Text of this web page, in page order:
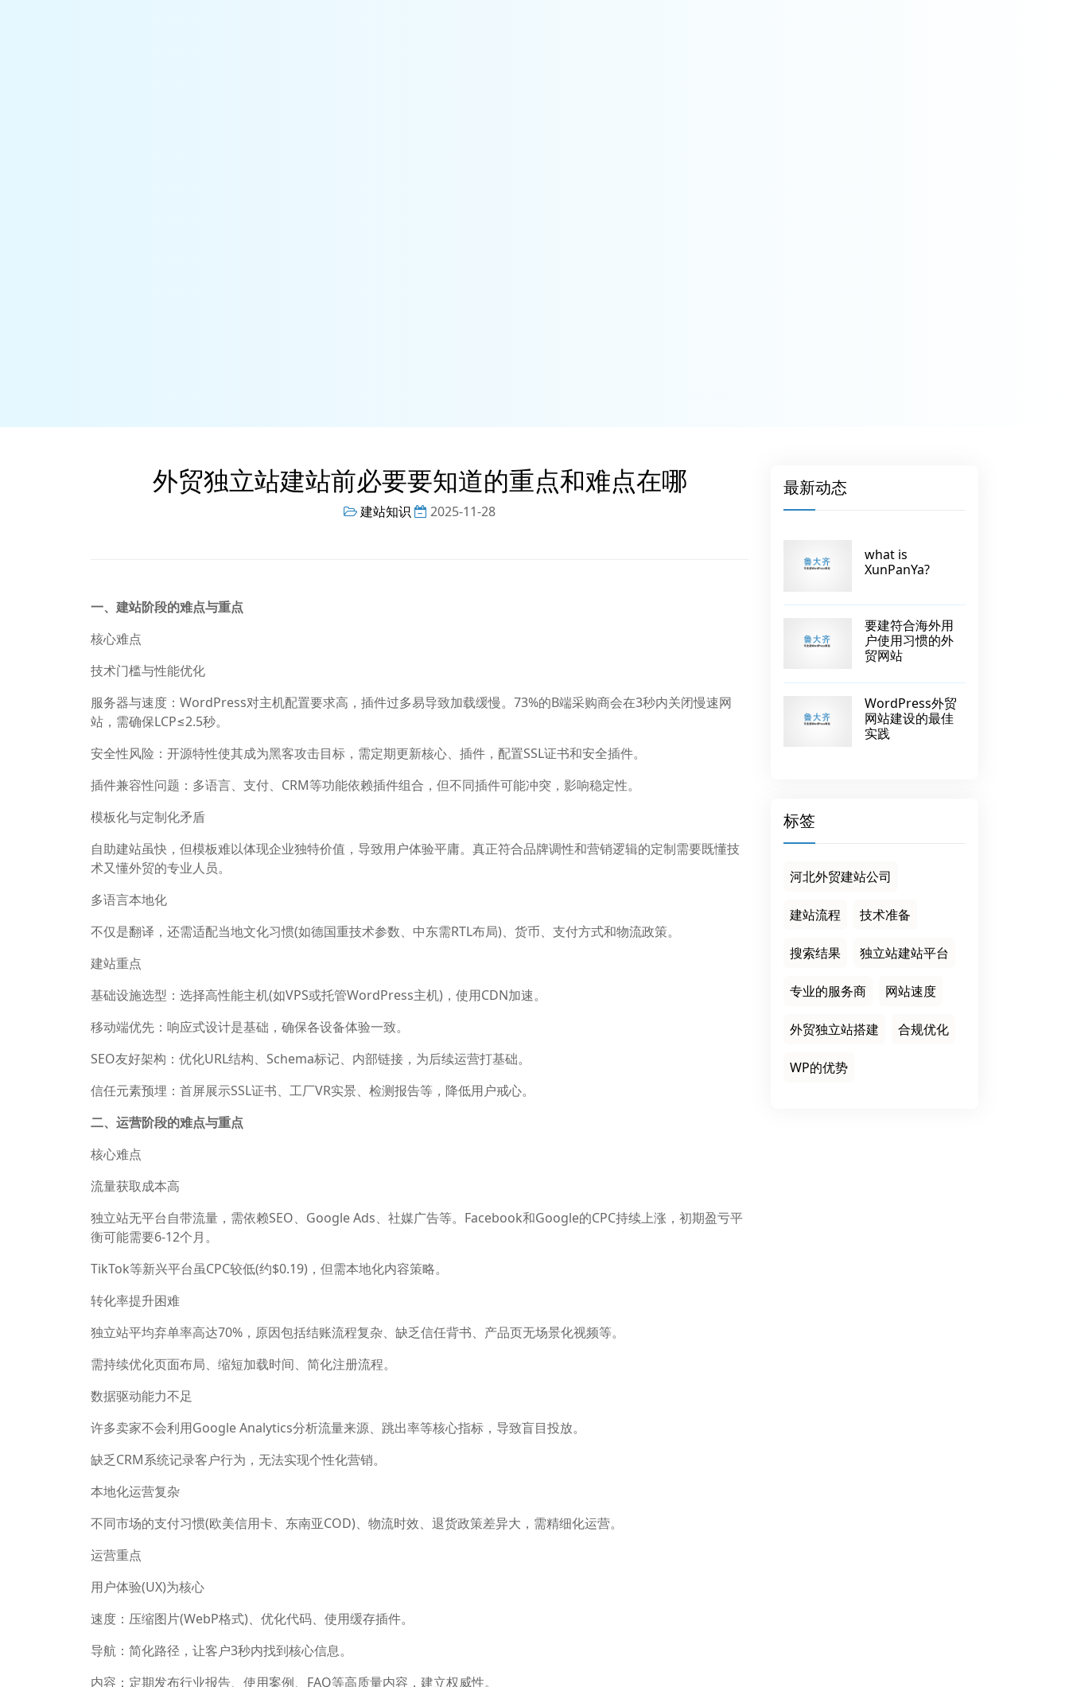
外贸独立站建站前必要要知道的重点和难点在哪
建站知识 2025-11-28
一、建站阶段的难点与重点
核心难点
技术门槛与性能优化
服务器与速度：WordPress对主机配置要求高，插件过多易导致加载缓慢。73%的B端采购商会在3秒内关闭慢速网
站，需确保LCP≤2.5秒。
安全性风险：开源特性使其成为黑客攻击目标，需定期更新核心、插件，配置SSL证书和安全插件。
插件兼容性问题：多语言、支付、CRM等功能依赖插件组合，但不同插件可能冲突，影响稳定性。
模板化与定制化矛盾
自助建站虽快，但模板难以体现企业独特价值，导致用户体验平庸。真正符合品牌调性和营销逻辑的定制需要既懂技
术又懂外贸的专业人员。
多语言本地化
不仅是翻译，还需适配当地文化习惯(如德国重技术参数、中东需RTL布局)、货币、支付方式和物流政策。
建站重点
基础设施选型：选择高性能主机(如VPS或托管WordPress主机)，使用CDN加速。
移动端优先：响应式设计是基础，确保各设备体验一致。
SEO友好架构：优化URL结构、Schema标记、内部链接，为后续运营打基础。
信任元素预埋：首屏展示SSL证书、工厂VR实景、检测报告等，降低用户戒心。
二、运营阶段的难点与重点
核心难点
流量获取成本高
独立站无平台自带流量，需依赖SEO、Google Ads、社媒广告等。Facebook和Google的CPC持续上涨，初期盈亏平
衡可能需要6-12个月。
TikTok等新兴平台虽CPC较低(约$0.19)，但需本地化内容策略。
转化率提升困难
独立站平均弃单率高达70%，原因包括结账流程复杂、缺乏信任背书、产品页无场景化视频等。
需持续优化页面布局、缩短加载时间、简化注册流程。
数据驱动能力不足
许多卖家不会利用Google Analytics分析流量来源、跳出率等核心指标，导致盲目投放。
缺乏CRM系统记录客户行为，无法实现个性化营销。
本地化运营复杂
不同市场的支付习惯(欧美信用卡、东南亚COD)、物流时效、退货政策差异大，需精细化运营。
运营重点
用户体验(UX)为核心
速度：压缩图片(WebP格式)、优化代码、使用缓存插件。
导航：简化路径，让客户3秒内找到核心信息。
内容：定期发布行业报告、使用案例、FAQ等高质量内容，建立权威性。
最新动态
what is
XunPanYa?
要建符合海外用
户使用习惯的外
贸网站
WordPress外贸
网站建设的最佳
实践
标签
河北外贸建站公司
建站流程 技术准备
搜索结果 独立站建站平台
专业的服务商 网站速度
外贸独立站搭建 合规优化
WP的优势